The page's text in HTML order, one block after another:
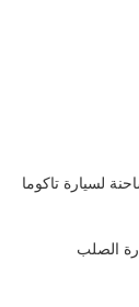
لسيارة تاكوما
الصلب